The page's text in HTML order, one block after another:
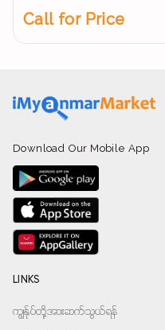
Call for Price
Download Our Mobile App
LINKS
ကျွန်ုပ်တို့အားဆက်သွယ်ရန်